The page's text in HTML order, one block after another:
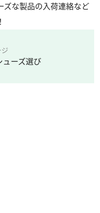
ズな製品の入荷連絡など
ューズ選び